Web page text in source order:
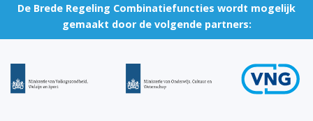
De Brede Regeling Combinatiefuncties wordt mogelijk
gemaakt door de volgende partners: